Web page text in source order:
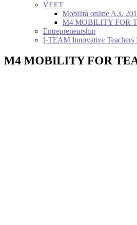
VEET
Mobilità online A.s.
M4 MOBILITY FOR
Entrepreneurship
I-TEAM Innovative Teachers
M4 MOBILITY FOR